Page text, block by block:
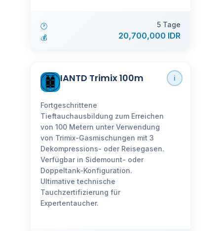
🕐
5 Tage
💰
20,700,000 IDR
ℹ️
IANTD Trimix 100m
Fortgeschrittene
Tieftauchausbildung zum Erreichen
von 100 Metern unter Verwendung
von Trimix-Gasmischungen mit 3
Dekompressions- oder Reisegasen.
Verfügbar in Sidemount- oder
Doppeltank-Konfiguration.
Ultimative technische
Tauchzertifizierung für
Expertentaucher.